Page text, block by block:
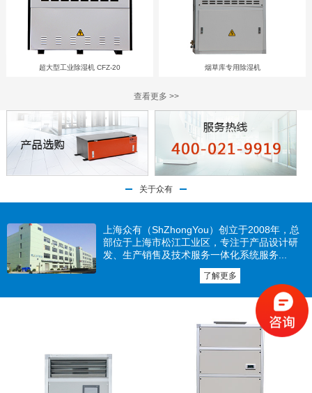
超大型工业除湿机 CFZ-20 烟草库专用除湿机
查看更多 >>
关于众有
上海众有（ShZhongYou）创立于2008年，总
部位于上海市松江工业区，专注于产品设计研
发、生产销售及技术服务一体化系统服务...
了解更多